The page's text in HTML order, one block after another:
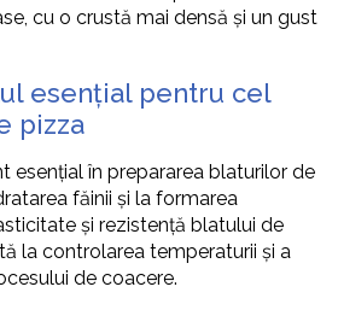
cu o crustă mai densă și un gust
esențial pentru cel
pizza
esențial în prepararea blaturilor de
făinii și la formarea
și rezistență blatului de
la controlarea temperaturii și a
de coacere.